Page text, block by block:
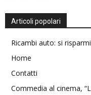
Articoli popolari
Ricambi auto: si
Home
Contatti
Commedia al cinema,